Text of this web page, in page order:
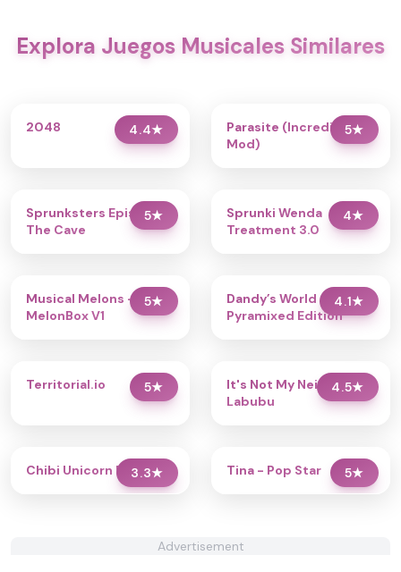
Explora Juegos Musicales Similares
4.4★
2048 5★
Parasite (Incredibox
Mod)
5★
Sprunksters Episode 2:
The Cave
4★
Sprunki Wenda
Treatment 3.0
5★
Musical Melons –
MelonBox V1
4.1★
Dandy’s World
Pyramixed Edition
5★
Territorial.io 4.5★
It's Not My Neighbor:
Labubu
3.3★
Chibi Unicorn Dress Up 5★
Tina - Pop Star
Advertisement